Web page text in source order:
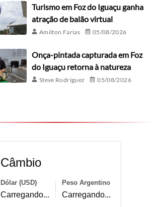
Turismo em Foz do Iguaçu ganha
atração de balão virtual
Amilton Farias 05/08/2026
Onça-pintada capturada em Foz
do Iguaçu retorna à natureza
Steve Rodríguez 05/08/2026
Câmbio
Dólar (USD)
Carregando...
Peso Argentino
Carregando...